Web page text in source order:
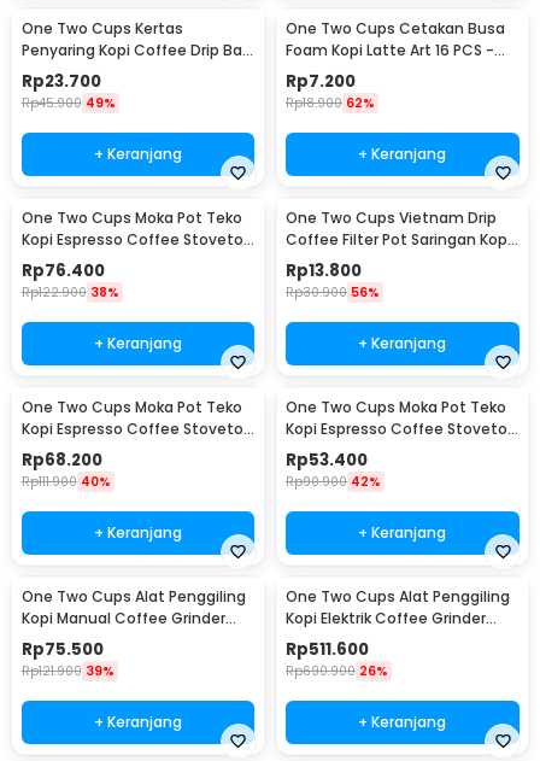
One Two Cups Kertas
Penyaring Kopi Coffee Drip Bag
Paper Filter 50PCS - T111
Rp23.700
Rp45.900 49%
+ Keranjang
One Two Cups Cetakan Busa
Foam Kopi Latte Art 16 PCS -
JJYE01
Rp7.200
Rp18.900 62%
+ Keranjang
One Two Cups Moka Pot Teko
Kopi Espresso Coffee Stovetop
6 Cup 300ml - Z20
Rp76.400
Rp122.900 38%
+ Keranjang
One Two Cups Vietnam Drip
Coffee Filter Pot Saringan Kopi
180ml 8Q - LC1
Rp13.800
Rp30.900 56%
+ Keranjang
One Two Cups Moka Pot Teko
Kopi Espresso Coffee Stovetop
4 Cup 200ml - Z20
Rp68.200
Rp111.900 40%
+ Keranjang
One Two Cups Moka Pot Teko
Kopi Espresso Coffee Stovetop
2 Cup 100ml - Z20
Rp53.400
Rp90.900 42%
+ Keranjang
One Two Cups Alat Penggiling
Kopi Manual Coffee Grinder
Wood - 16290
Rp75.500
Rp121.900 39%
+ Keranjang
One Two Cups Alat Penggiling
Kopi Elektrik Coffee Grinder
Adjustable - 600N
Rp511.600
Rp690.900 26%
+ Keranjang